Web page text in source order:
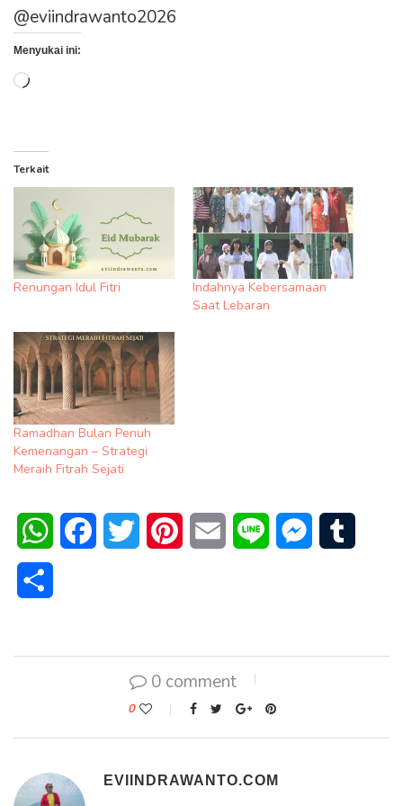
@eviindrawanto2026
Menyukai ini:
Memuat...
Terkait
Renungan Idul Fitri
Indahnya Kebersamaan
Saat Lebaran
Ramadhan Bulan Penuh
Kemenangan – Strategi
Meraih Fitrah Sejati
WhatsAppFacebookTwitter PinterestEmail Line Messenger
0 comment
0
EVIINDRAWANTO.COM